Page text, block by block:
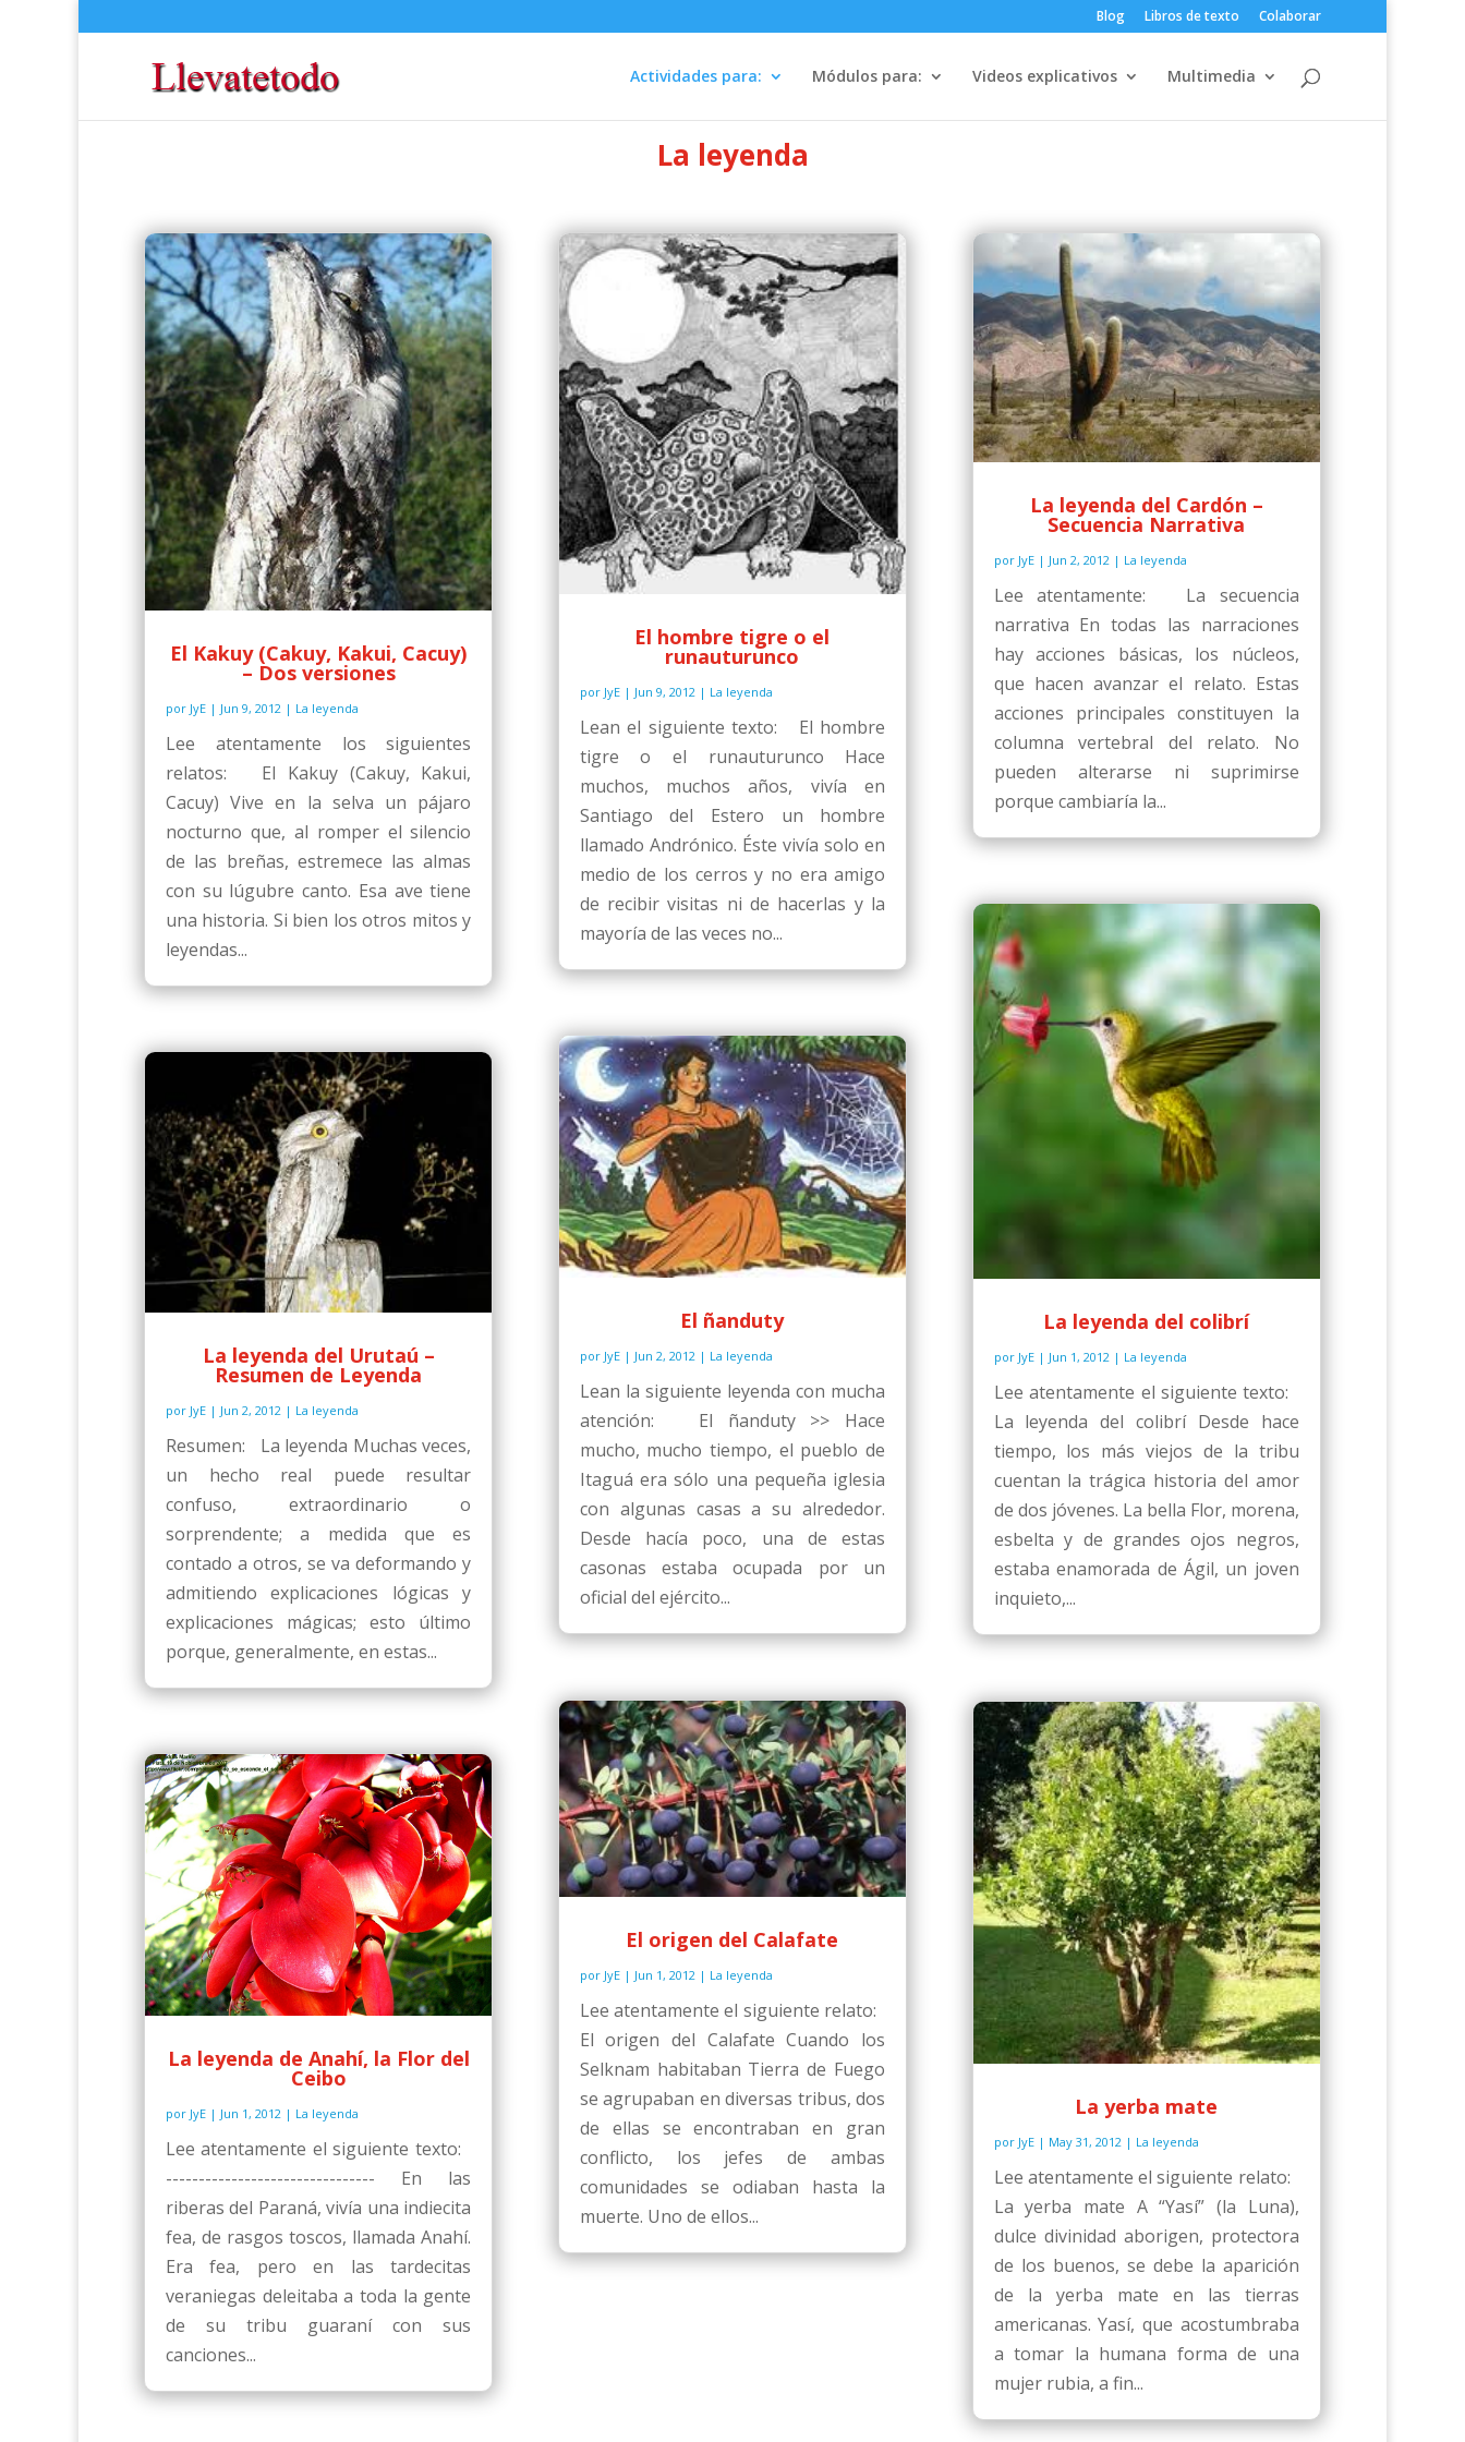
Blog Libros de texto Colaborar
Actividades para: Módulos para: Videos explicativos Multimedia
La leyenda
El Kakuy (Cakuy, Kakui, Cacuy)
– Dos versiones
por JyE | Jun 9, 2012 | La leyenda
Lee atentamente los siguientes
relatos: El Kakuy (Cakuy, Kakui,
Cacuy) Vive en la selva un pájaro
nocturno que, al romper el silencio
de las breñas, estremece las almas
con su lúgubre canto. Esa ave tiene
una historia. Si bien los otros mitos y
leyendas...
La leyenda del Urutaú –
Resumen de Leyenda
por JyE | Jun 2, 2012 | La leyenda
Resumen: La leyenda Muchas veces,
un hecho real puede resultar
confuso, extraordinario o
sorprendente; a medida que es
contado a otros, se va deformando y
admitiendo explicaciones lógicas y
explicaciones mágicas; esto último
porque, generalmente, en estas...
La leyenda de Anahí, la Flor del
Ceibo
por JyE | Jun 1, 2012 | La leyenda
Lee atentamente el siguiente texto:
-------------------------------- En las
riberas del Paraná, vivía una indiecita
fea, de rasgos toscos, llamada Anahí.
Era fea, pero en las tardecitas
veraniegas deleitaba a toda la gente
de su tribu guaraní con sus
canciones...
El hombre tigre o el
runauturunco
por JyE| Jun 9, 2012| La leyenda
Lean el siguiente texto: El hombre
tigre o el runauturunco Hace
muchos, muchos años, vivía en
Santiago del Estero un hombre
llamado Andrónico. Éste vivía solo en
medio de los cerros y no era amigo
de recibir visitas ni de hacerlas y la
mayoría de las veces no...
El ñanduty
por JyE| Jun 2, 2012| La leyenda
Lean la siguiente leyenda con mucha
atención: El ñanduty >> Hace
mucho, mucho tiempo, el pueblo de
Itaguá era sólo una pequeña iglesia
con algunas casas a su alrededor.
Desde hacía poco, una de estas
casonas estaba ocupada por un
oficial del ejército...
El origen del Calafate
por JyE| Jun 1, 2012| La leyenda
Lee atentamente el siguiente relato:
El origen del Calafate Cuando los
Selknam habitaban Tierra de Fuego
se agrupaban en diversas tribus, dos
de ellas se encontraban en gran
conflicto, los jefes de ambas
comunidades se odiaban hasta la
muerte. Uno de ellos...
La leyenda del Cardón –
Secuencia Narrativa
por JyE| Jun 2, 2012 | La leyenda
Lee atentamente: La secuencia
narrativa En todas las narraciones
hay acciones básicas, los núcleos,
que hacen avanzar el relato. Estas
acciones principales constituyen la
columna vertebral del relato. No
pueden alterarse ni suprimirse
porque cambiaría la...
La leyenda del colibrí
por JyE| Jun 1, 2012| La leyenda
Lee atentamente el siguiente texto:
La leyenda del colibrí Desde hace
tiempo, los más viejos de la tribu
cuentan la trágica historia del amor
de dos jóvenes. La bella Flor, morena,
esbelta y de grandes ojos negros,
estaba enamorada de Ágil, un joven
inquieto,...
La yerba mate
por JyE| May 31, 2012| La leyenda
Lee atentamente el siguiente relato:
La yerba mate A “Yasí” (la Luna),
dulce divinidad aborigen, protectora
de los buenos, se debe la aparición
de la yerba mate en las tierras
americanas. Yasí, que acostumbraba
a tomar la humana forma de una
mujer rubia, a fin...